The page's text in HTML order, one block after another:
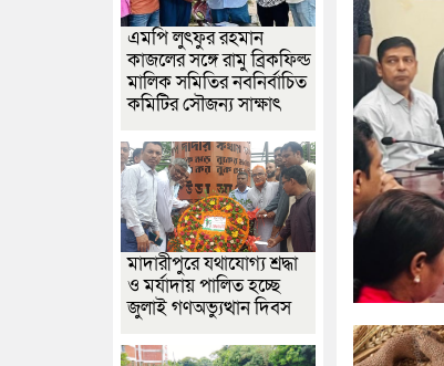
এমপি লুৎফুর রহমান
কাজলের সঙ্গে রামু ব্রিকফিল্ড
মালিক সমিতির নবনির্বাচিত
কমিটির সৌজন্য সাক্ষাৎ
মাদারীপুরে যথাযোগ্য শ্রদ্ধা
ও মর্যাদায় পালিত হচ্ছে
জুলাই গণঅভ্যুত্থান দিবস